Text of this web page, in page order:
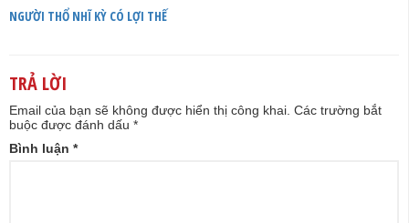
NGƯỜI THỔ NHĨ KỲ CÓ LỢI THẾ
TRẢ LỜI
Email của bạn sẽ không được hiển thị công khai. Các trường bắt
buộc được đánh dấu *
Bình luận *